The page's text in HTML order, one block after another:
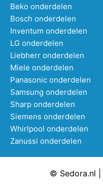
Beko onderdelen
Bosch onderdelen
Inventum onderdelen
LG onderdelen
Liebherr onderdelen
Miele onderdelen
Panasonic onderdelen
Samsung onderdelen
Sharp onderdelen
Siemens onderdelen
Whirlpool onderdelen
Zanussi onderdelen
© Sedora.nl |